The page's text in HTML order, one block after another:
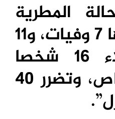
المطرية
التي نتج عنها 7 وفيات، و11
إصابة، وإخلاء 16 شخصا
وإيواء 7 أشخاص، وتضرر 40